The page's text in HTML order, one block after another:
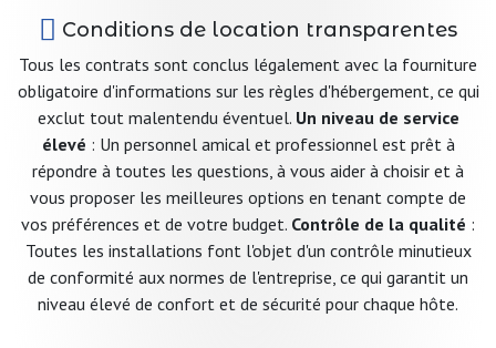
Conditions de location transparentes
Tous les contrats sont conclus légalement avec la fourniture
obligatoire d'informations sur les règles d'hébergement, ce qui
exclut tout malentendu éventuel. Un niveau de service
élevé : Un personnel amical et professionnel est prêt à
répondre à toutes les questions, à vous aider à choisir et à
vous proposer les meilleures options en tenant compte de
vos préférences et de votre budget. Contrôle de la qualité :
Toutes les installations font l'objet d'un contrôle minutieux
de conformité aux normes de l'entreprise, ce qui garantit un
niveau élevé de confort et de sécurité pour chaque hôte.